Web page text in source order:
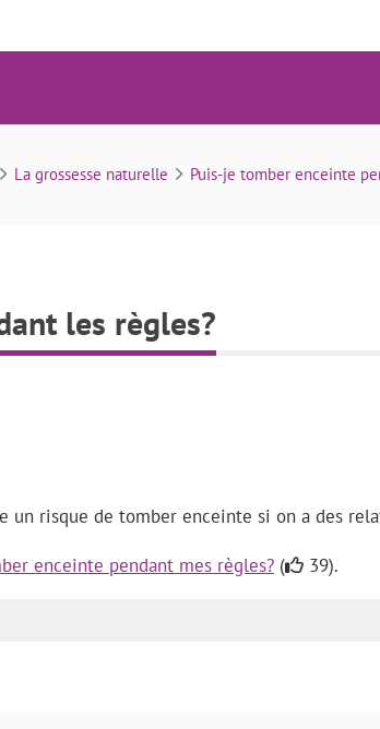
enceinte pendant les règles?
0
La grossesse naturelle Puis-je tomber enceinte
les règles?
risque de tomber enceinte si on a des
enceinte pendant mes règles? ( 39).